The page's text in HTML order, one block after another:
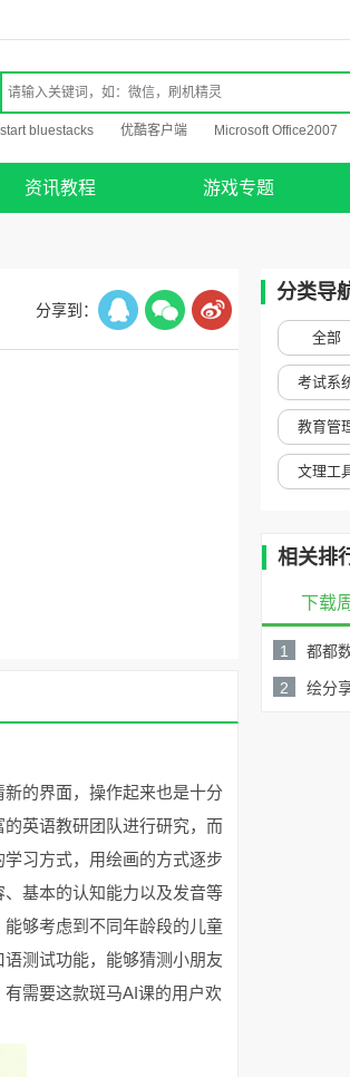
start bluestacks 优酷客户端 Microsoft Office2007
资讯教程 游戏专题
分享到：
的界面，操作起来也是十分
英语教研团队进行研究，而
习方式，用绘画的方式逐步
基本的认知能力以及发音等
够考虑到不同年龄段的儿童
测试功能，能够猜测小朋友
需要这款斑马AI课的用户欢
分类导
全部
考试系
教育管
文理工
相关排
下载
1
都都
2
绘分